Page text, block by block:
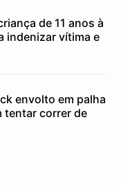
de 11 anos à
indenizar vítima e
envolto em palha
tentar correr de